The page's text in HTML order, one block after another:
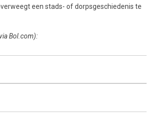
een stads- of dorpsgeschiedenis te
Bol.com):